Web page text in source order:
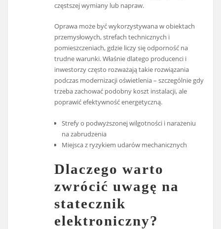
częstszej wymiany lub napraw.
Oprawa może być wykorzystywana w obiektach
przemysłowych, strefach technicznych i
pomieszczeniach, gdzie liczy się odporność na
trudne warunki. Właśnie dlatego producenci i
inwestorzy często rozważają takie rozwiązania
podczas modernizacji oświetlenia – szczególnie gdy
trzeba zachować podobny koszt instalacji, ale
poprawić efektywność energetyczną.
Strefy o podwyższonej wilgotności i narażeniu
na zabrudzenia
Miejsca z ryzykiem udarów mechanicznych
Dlaczego warto
zwrócić uwagę na
statecznik
elektroniczny?